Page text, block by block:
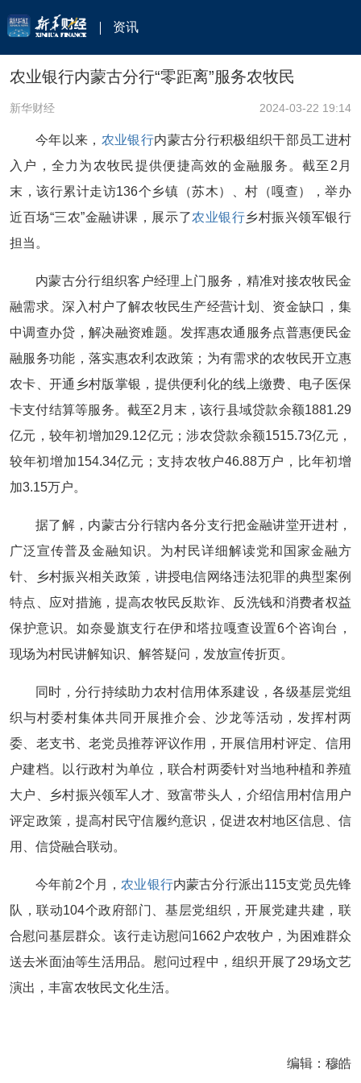
资讯
农业银行内蒙古分行“零距离”服务农牧民
新华财经 2024-03-22 19:14
今年以来， 农业银行内蒙古分行积极组织干部员工进村
入户，全力为农牧民提供便捷高效的金融服务。截至2月
末，该行累计走访136个乡镇（苏木）、村（嘎查），举办
近百场“三农”金融讲课，展示了农业银行乡村振兴领军银行
担当。
内蒙古分行组织客户经理上门服务，精准对接农牧民金
融需求。深入村户了解农牧民生产经营计划、资金缺口，集
中调查办贷，解决融资难题。发挥惠农通服务点普惠便民金
融服务功能，落实惠农利农政策；为有需求的农牧民开立惠
农卡、开通乡村版掌银，提供便利化的线上缴费、电子医保
卡支付结算等服务。截至2月末，该行县域贷款余额1881.29
亿元，较年初增加29.12亿元；涉农贷款余额1515.73亿元，
较年初增加154.34亿元；支持农牧户46.88万户，比年初增
加3.15万户。
据了解，内蒙古分行辖内各分支行把金融讲堂开进村，
广泛宣传普及金融知识。为村民详细解读党和国家金融方
针、乡村振兴相关政策，讲授电信网络违法犯罪的典型案例
特点、应对措施，提高农牧民反欺诈、反洗钱和消费者权益
保护意识。如奈曼旗支行在伊和塔拉嘎查设置6个咨询台，
现场为村民讲解知识、解答疑问，发放宣传折页。
同时，分行持续助力农村信用体系建设，各级基层党组
织与村委村集体共同开展推介会、沙龙等活动，发挥村两
委、老支书、老党员推荐评议作用，开展信用村评定、信用
户建档。以行政村为单位，联合村两委针对当地种植和养殖
大户、乡村振兴领军人才、致富带头人，介绍信用村信用户
评定政策，提高村民守信履约意识，促进农村地区信息、信
用、信贷融合联动。
今年前2个月，农业银行内蒙古分行派出115支党员先锋
队，联动104个政府部门、基层党组织，开展党建共建，联
合慰问基层群众。该行走访慰问1662户农牧户，为困难群众
送去米面油等生活用品。慰问过程中，组织开展了29场文艺
演出，丰富农牧民文化生活。
编辑：穆皓